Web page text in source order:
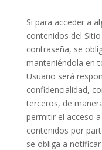
Si para acceder a
contenidos del
contraseña, se
manteniéndola en
Usuario será
confidencialidad,
terceros, de
permitir el acceso
contenidos por
se obliga a